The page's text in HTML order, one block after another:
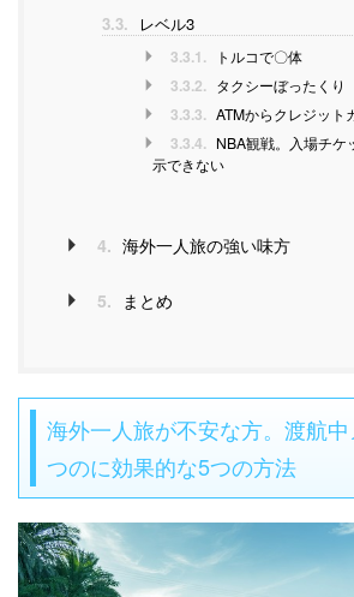
3.3. レベル3
3.3.1. トルコで〇体
3.3.2. タクシーぼったくり
3.3.3. ATMからクレジット
3.3.4. NBA観戦。入場チケ
示できない
4. 海外一人旅の強い味方
5. まとめ
海外一人旅が不安な方。渡航
つのに効果的な5つの方法